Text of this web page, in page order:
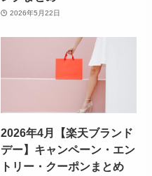
2026年5月22日
2026年4月【楽天ブランド
デー】キャンペーン・エン
トリー・クーポンまとめ